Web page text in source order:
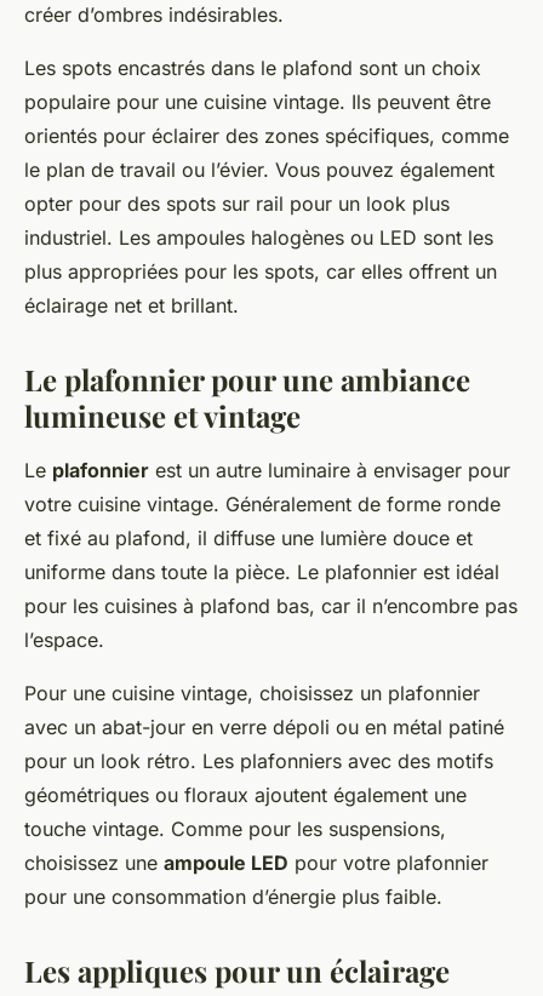
créer d’ombres indésirables.
Les spots encastrés dans le plafond sont un choix
populaire pour une cuisine vintage. Ils peuvent être
orientés pour éclairer des zones spécifiques, comme
le plan de travail ou l’évier. Vous pouvez également
opter pour des spots sur rail pour un look plus
industriel. Les ampoules halogènes ou LED sont les
plus appropriées pour les spots, car elles offrent un
éclairage net et brillant.
Le plafonnier pour une ambiance
lumineuse et vintage
Le plafonnier est un autre luminaire à envisager pour
votre cuisine vintage. Généralement de forme ronde
et fixé au plafond, il diffuse une lumière douce et
uniforme dans toute la pièce. Le plafonnier est idéal
pour les cuisines à plafond bas, car il n’encombre pas
l’espace.
Pour une cuisine vintage, choisissez un plafonnier
avec un abat-jour en verre dépoli ou en métal patiné
pour un look rétro. Les plafonniers avec des motifs
géométriques ou floraux ajoutent également une
touche vintage. Comme pour les suspensions,
choisissez une ampoule LED pour votre plafonnier
pour une consommation d’énergie plus faible.
Les appliques pour un éclairage